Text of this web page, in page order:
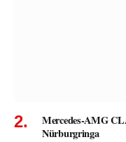
Mercedes-AMG
Nürburgringa